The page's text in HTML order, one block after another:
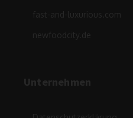
fast-and-luxurious.com
newfoodcity.de
Unternehmen